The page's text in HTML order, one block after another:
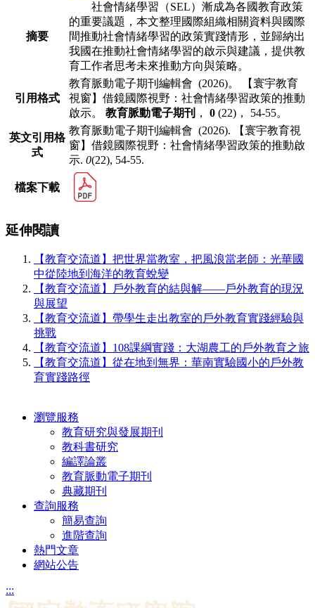
摘要
社會情緒學習（SEL）漸成為各國教育政策
的重要議題，本文整理國際組織相關資料與國際
間推動社會情緒學習的政策實踐情形，並歸納出
我國在推動社會情緒學習的啟⽰與建議，提供教
育⼯作者思考未來推動⽅向與策略。
引用格式
教育脈動電⼦期刊編輯會 (2026)。 【寰宇教育
視窗】借鏡國際視野：社會情緒學習政策的推動
啟⽰。 教育脈動電子期刊 ， 0 (22)， 54-55。
英文引用格
式
教育脈動電⼦期刊編輯會 (2026). 【寰宇教育視
窗】借鏡國際視野：社會情緒學習政策的推動啟
⽰. 0(22), 54-55.
檔案下載
延伸閱讀
【教育交流道】把世界當教室，把風浪當老師：光華國
中從陸地到海洋的教育蛻變
【教育交流道】⼾外教育的結與解——⼾外教育的現況
與展望
【教育交流道】帶學⽣⾛出教室的⼾外教育實踐經驗與
挑戰
【教育交流道】108課綱實踐：⼤湖農⼯的⼾外教育之旅
【教育交流道】從在地到無界：華南實驗國⼩的⼾外教
育實踐路徑
瀏覽服務
教育研究與發展期刊
教科書研究
編譯論叢
教育脈動電子期刊
典藏期刊
查詢服務
簡易查詢
進階查詢
熱門文章
網站公告
:::